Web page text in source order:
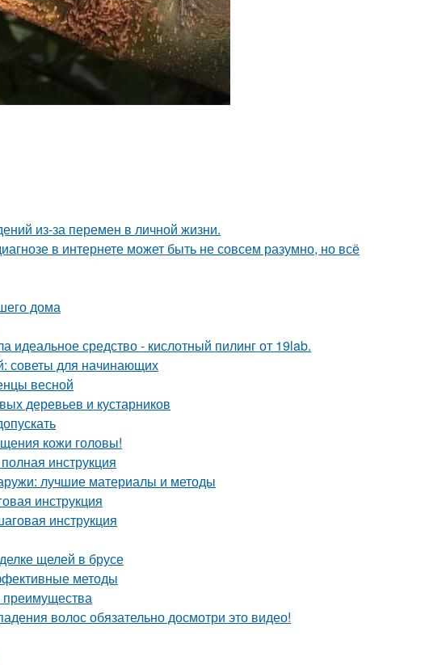
из-за перемен в личной жизни.
в интернете может быть не совсем разумно, но всё
дома
средство - кислотный пилинг от 19lab.
советы для начинающих
весной
деревьев и кустарников
кожи головы!
инструкция
лучшие материалы и методы
инструкция
инструкция
щелей в брусе
методы
преимущества
волос обязательно досмотри это видео!